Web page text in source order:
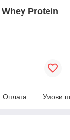
Protein
Оплата Умови